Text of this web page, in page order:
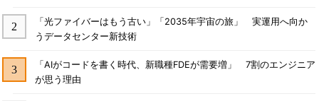
「光ファイバーはもう古い」「2035年宇宙の旅」 実運用へ向か
うデータセンター新技術
「AIがコードを書く時代、新職種FDEが需要増」 7割のエンジニア
が思う理由